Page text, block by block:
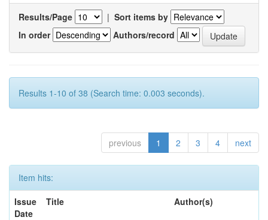
Results/Page | Sort items by
In order
Authors/record
Results 1-10 of 38 (Search time: 0.003 seconds).
previous 1 2 3 4 next
Item hits:
Issue
Date
Title Author(s)